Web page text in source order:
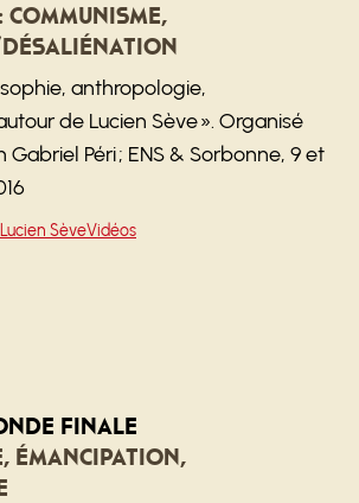
communisme,
anthropologie,
de Lucien Sève ». Organisé
Péri ; ENS & Sorbonne, 9 et
SèveVidéos
finale
émancipation,